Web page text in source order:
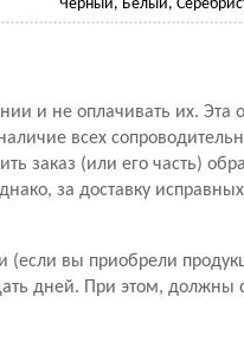
Черный, Белый,
и не оплачивать их. Эта
всех
заказ (или его часть)
за доставку
(если вы приобрели
дней. При этом, должны